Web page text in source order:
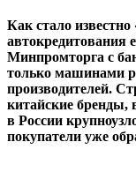
Как стало
автокредитования
Минпромторга с
только машинами
производителей.
китайские бренды,
в России
покупатели уже